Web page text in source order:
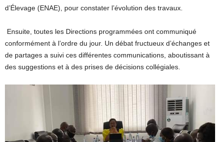
d’Élevage (ENAE), pour constater l’évolution des travaux.
Ensuite, toutes les Directions programmées ont communiqué
conformément à l’ordre du jour. Un débat fructueux d’échanges et
de partages a suivi ces différentes communications, aboutissant à
des suggestions et à des prises de décisions collégiales.